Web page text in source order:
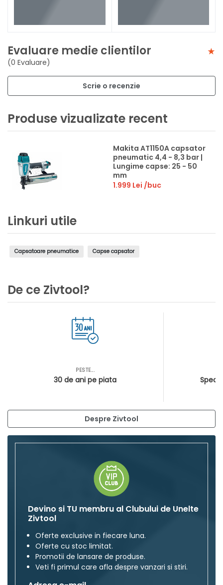
Evaluare medie clientilor
(0 Evaluare)
Scrie o recenzie
Produse vizualizate recent
Makita AT1150A capsator
pneumatic 4,4 - 8,3 bar |
Lungime capse: 25 - 50
mm
1.999 Lei /buc
Linkuri utile
Capsatoare pneumatice Capse capsator
De ce Zivtool?
PESTE...
30 de ani pe piata
Despre Zivtool
Devino si TU membru al Clubului de Unelte
Zivtool
Oferte exclusive in fiecare luna.
Oferte cu stoc limitat.
Promotii de lansare de produse.
Veti fi primul care afla despre vanzari si stiri.